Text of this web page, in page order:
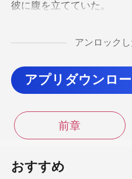
ーは言った、彼らの間の
アンロック
アプリダウンロ
前章
おすすめ